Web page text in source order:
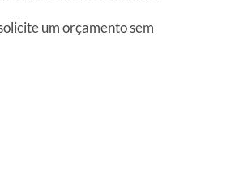
um orçamento sem